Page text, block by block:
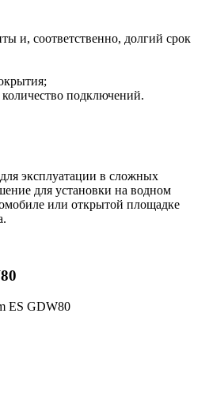
и, соответственно, долгий срок
подключений.
эксплуатации в сложных
для установки на водном
или открытой площадке